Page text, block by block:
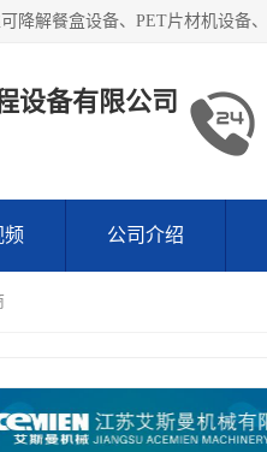
设备有限公司
频 公司介绍